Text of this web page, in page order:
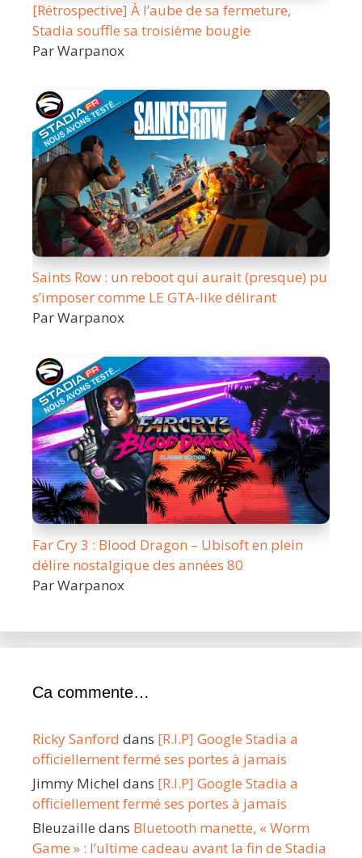
[Rétrospective] À l’aube de sa fermeture,
Stadia souffle sa troisième bougie
Par Warpanox
Saints Row : un reboot qui aurait (presque) pu
s’imposer comme LE GTA-like délirant
Par Warpanox
Far Cry 3 : Blood Dragon – Ubisoft en plein
délire nostalgique des années 80
Par Warpanox
Ca commente…
Ricky Sanford dans [R.I.P] Google Stadia a
officiellement fermé ses portes à jamais
Jimmy Michel dans [R.I.P] Google Stadia a
officiellement fermé ses portes à jamais
Bleuzaille dans Bluetooth manette, « Worm
Game » : l’ultime cadeau avant la fin de Stadia